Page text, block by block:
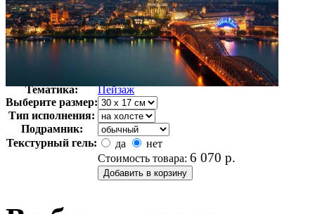
Автор:
Тематика:
Пейзаж
Выберите размер:
Тип исполнения:
Подрамник:
Текстурный гель:
да
нет
Стоимость товара: 6 070 р.